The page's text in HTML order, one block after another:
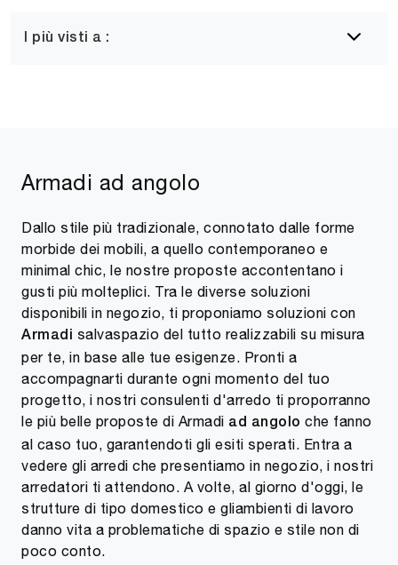
I più visti a :
Armadi ad angolo
Dallo stile più tradizionale, connotato dalle forme
morbide dei mobili, a quello contemporaneo e
minimal chic, le nostre proposte accontentano i
gusti più molteplici. Tra le diverse soluzioni
disponibili in negozio, ti proponiamo soluzioni con
Armadi salvaspazio del tutto realizzabili su misura
per te, in base alle tue esigenze. Pronti a
accompagnarti durante ogni momento del tuo
progetto, i nostri consulenti d'arredo ti proporranno
le più belle proposte di Armadi ad angolo che fanno
al caso tuo, garantendoti gli esiti sperati. Entra a
vedere gli arredi che presentiamo in negozio, i nostri
arredatori ti attendono. A volte, al giorno d'oggi, le
strutture di tipo domestico e gliambienti di lavoro
danno vita a problematiche di spazio e stile non di
poco conto.